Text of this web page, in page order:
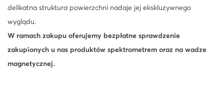
delikatna struktura powierzchni nadaje jej ekskluzywnego
wyglądu.
W ramach zakupu oferujemy bezpłatne sprawdzenie
zakupionych u nas produktów spektrometrem oraz na wadze
magnetycznej.